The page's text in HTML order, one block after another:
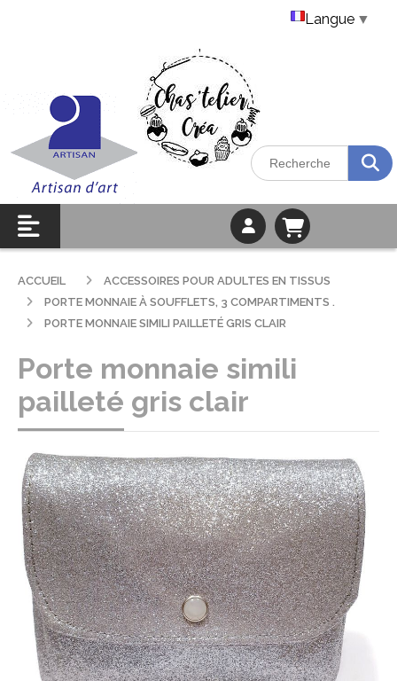
ACCUEIL
ACCESSOIRES POUR ADULTES EN TISSUS
PORTE MONNAIE À SOUFFLETS, 3 COMPARTIMENTS .
PORTE MONNAIE SIMILI PAILLETÉ GRIS CLAIR
Porte monnaie simili
pailleté gris clair
Langue ▼